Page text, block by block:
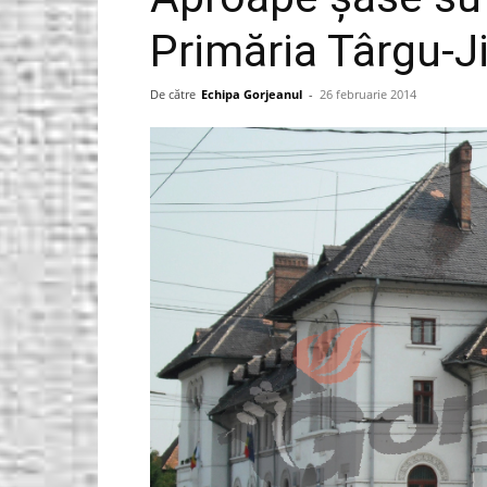
Gorjeanul.ro
Primăria Târgu-
De către Echipa Gorjeanul - 26 februarie 2014